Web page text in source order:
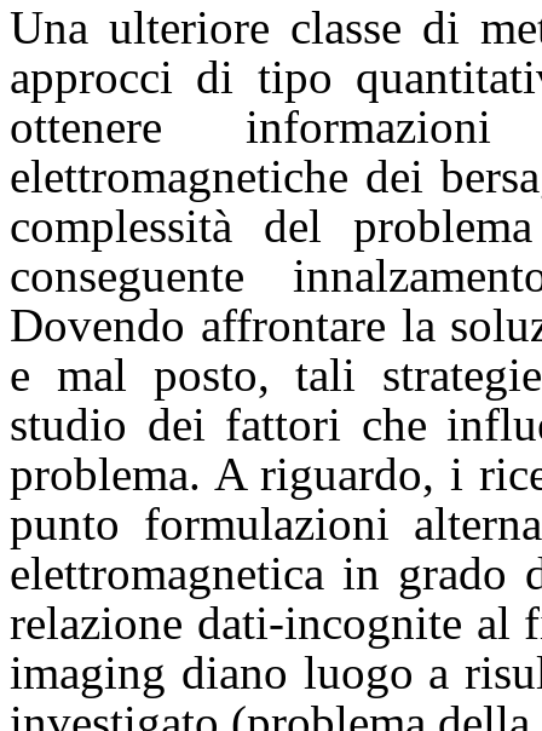
Una ulteriore classe di
approcci di tipo
ottenere
elettromagnetiche dei
complessità del
conseguente
Dovendo affrontare la
e mal posto, tali
studio dei fattori che
problema. A riguardo, i
punto formulazioni
elettromagnetica in grado
relazione dati-incognite al
imaging diano luogo a